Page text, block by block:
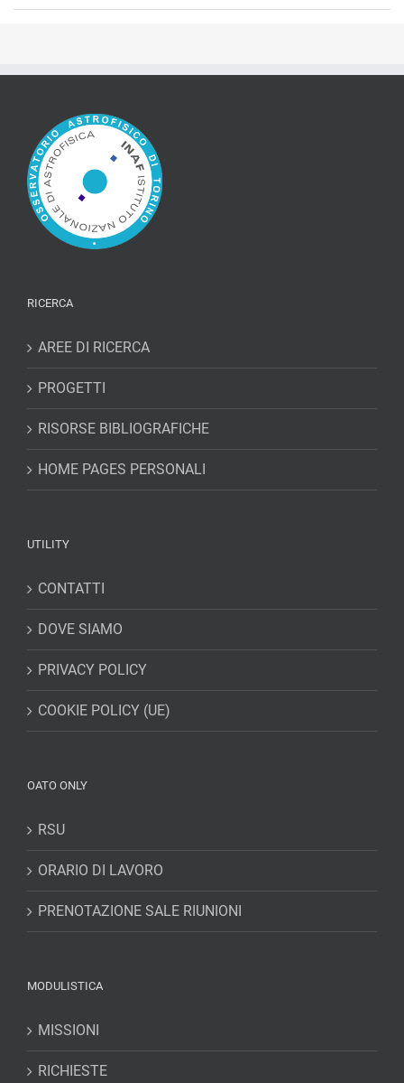
RICERCA
AREE DI RICERCA
PROGETTI
RISORSE BIBLIOGRAFICHE
HOME PAGES PERSONALI
UTILITY
CONTATTI
DOVE SIAMO
PRIVACY POLICY
COOKIE POLICY (UE)
OATO ONLY
RSU
ORARIO DI LAVORO
PRENOTAZIONE SALE RIUNIONI
MODULISTICA
MISSIONI
RICHIESTE